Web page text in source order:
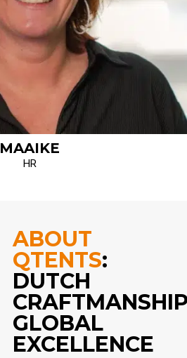
MAAIKE
HR
ABOUT
QTENTS:
DUTCH
GLOBAL
EXCELLENCE